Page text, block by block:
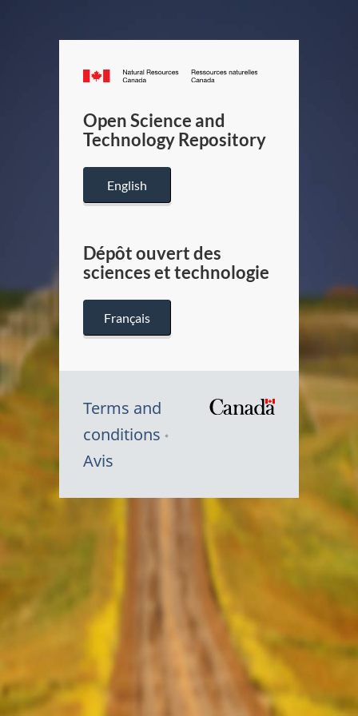
Canada.ca
/
Canada
Open Science and
Technology Repository
English
Dépôt ouvert des
sciences et technologie
Français
Terms and
conditions
Avis
Symbole
Canada